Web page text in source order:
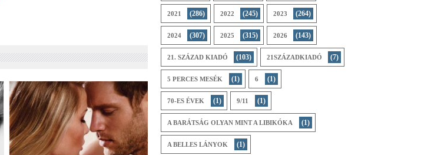
2021 (286) 2022 (245) 2023 (264)
2024 (307) 2025 (315) 2026 (143)
21. SZÁZAD KIADÓ (103) 21SZÁZADKIADÓ (7)
5 PERCES MESÉK (1) 6 (1)
70-ES ÉVEK (1) 9/11 (1)
A BARÁTSÁG OLYAN MINT A LIBIKÓKA (1)
A BELLES LÁNYOK (1)